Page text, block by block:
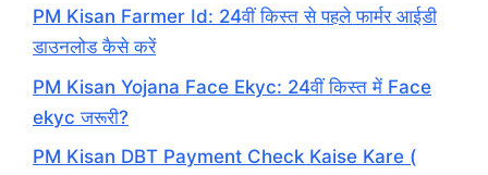
PM Kisan Farmer Id: 24वीं किस्त से पहले फार्मर आईडी
डाउनलोड कैसे करें
PM Kisan Yojana Face Ekyc: 24वीं किस्त में Face
ekyc जरूरी?
PM Kisan DBT Payment Check Kaise Kare (